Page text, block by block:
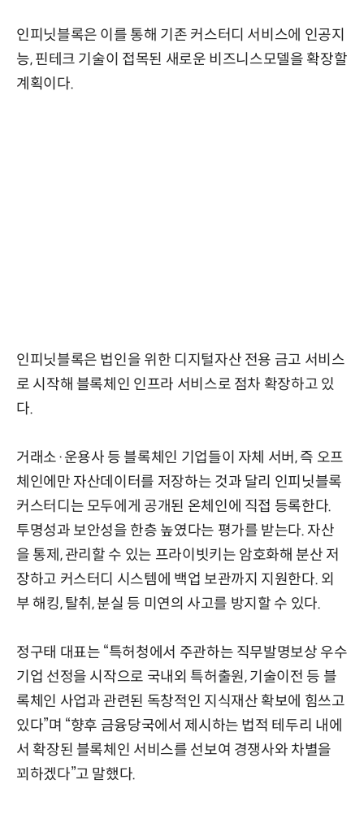
인피닛블록은 이를 통해 기존 커스터디 서비스에 인공지
능, 핀테크 기술이 접목된 새로운 비즈니스모델을 확장할
계획이다.
인피닛블록은 법인을 위한 디지털자산 전용 금고 서비스
로 시작해 블록체인 인프라 서비스로 점차 확장하고 있
다.
거래소·운용사 등 블록체인 기업들이 자체 서버, 즉 오프
체인에만 자산데이터를 저장하는 것과 달리 인피닛블록
커스터디는 모두에게 공개된 온체인에 직접 등록한다.
투명성과 보안성을 한층 높였다는 평가를 받는다. 자산
을 통제, 관리할 수 있는 프라이빗키는 암호화해 분산 저
장하고 커스터디 시스템에 백업 보관까지 지원한다. 외
부 해킹, 탈취, 분실 등 미연의 사고를 방지할 수 있다.
정구태 대표는 “특허청에서 주관하는 직무발명보상 우수
기업 선정을 시작으로 국내외 특허출원, 기술이전 등 블
록체인 사업과 관련된 독창적인 지식재산 확보에 힘쓰고
있다”며 “향후 금융당국에서 제시하는 법적 테두리 내에
서 확장된 블록체인 서비스를 선보여 경쟁사와 차별을
꾀하겠다”고 말했다.